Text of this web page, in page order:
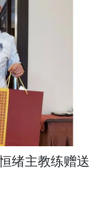
绪主教练赠送